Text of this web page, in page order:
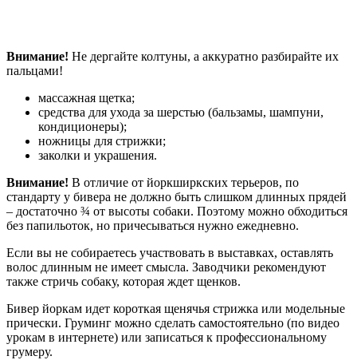
Внимание! Не дергайте колтуны, а аккуратно разбирайте их
пальцами!
массажная щетка;
средства для ухода за шерстью (бальзамы, шампуни,
кондиционеры);
ножницы для стрижки;
заколки и украшения.
Внимание! В отличие от йоркширкских терьеров, по
стандарту у бивера не должно быть слишком длинных прядей
– достаточно ¾ от высоты собаки. Поэтому можно обходиться
без папильоток, но причесываться нужно ежедневно.
Если вы не собираетесь участвовать в выставках, оставлять
волос длинным не имеет смысла. Заводчики рекомендуют
также стричь собаку, которая ждет щенков.
Бивер йоркам идет короткая щенячья стрижка или модельные
прически. Груминг можно сделать самостоятельно (по видео
урокам в интернете) или записаться к профессиональному
грумеру.